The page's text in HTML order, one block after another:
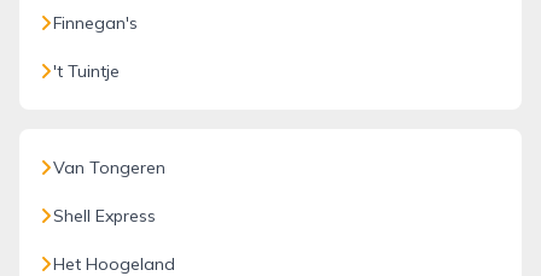
Finnegan's
't Tuintje
Van Tongeren
Shell Express
Het Hoogeland